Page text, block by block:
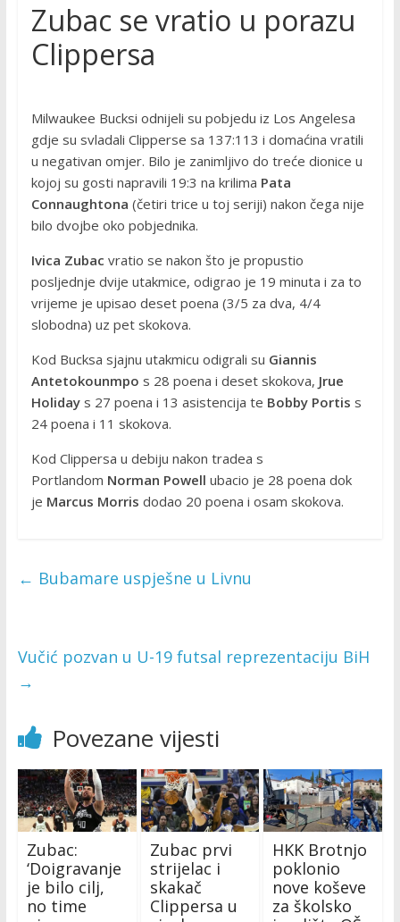
Zubac se vratio u porazu
Clippersa
Milwaukee Bucksi odnijeli su pobjedu iz Los Angelesa
gdje su svladali Clipperse sa 137:113 i domaćina vratili
u negativan omjer. Bilo je zanimljivo do treće dionice u
kojoj su gosti napravili 19:3 na krilima Pata
Connaughtona (četiri trice u toj seriji) nakon čega nije
bilo dvojbe oko pobjednika.
Ivica Zubac vratio se nakon što je propustio
posljednje dvije utakmice, odigrao je 19 minuta i za to
vrijeme je upisao deset poena (3/5 za dva, 4/4
slobodna) uz pet skokova.
Kod Bucksa sjajnu utakmicu odigrali su Giannis
Antetokounmpo s 28 poena i deset skokova, Jrue
Holidays 27 poena i 13 asistencija te Bobby Portis s
24 poena i 11 skokova.
Kod Clippersa u debiju nakon tradea s
Portlandom Norman Powell ubacio je 28 poena dok
je Marcus Morris dodao 20 poena i osam skokova.
← Bubamare uspješne u Livnu
Vučić pozvan u U-19 futsal reprezentaciju BiH
→
Povezane vijesti
Zubac:
‘Doigravanje
je bilo cilj,
no time
Zubac prvi
strijelac i
skakač
Clippersa u
HKK Brotnjo
poklonio
nove koševe
za školsko